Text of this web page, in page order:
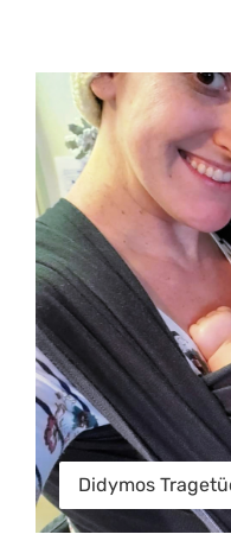
Didymos Tragetücher
Didymos